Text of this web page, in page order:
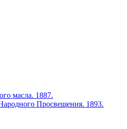
масла. 1887.
Просвещения. 1893.